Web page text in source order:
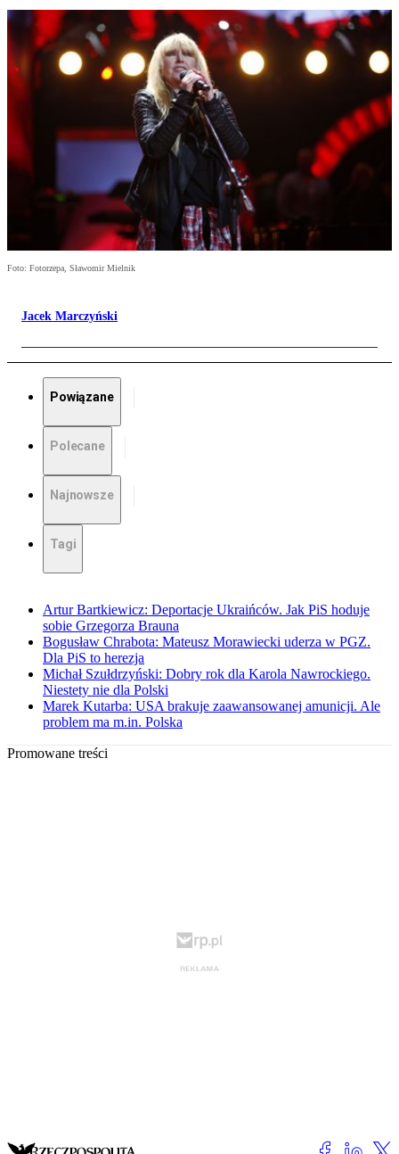
Foto: Fotorzepa, Sławomir Mielnik
Jacek Marczyński
Powiązane
Polecane
Najnowsze
Tagi
Artur Bartkiewicz: Deportacje Ukraińców. Jak PiS hoduje
sobie Grzegorza Brauna
Bogusław Chrabota: Mateusz Morawiecki uderza w PGZ.
Dla PiS to herezja
Michał Szułdrzyński: Dobry rok dla Karola Nawrockiego.
Niestety nie dla Polski
Marek Kutarba: USA brakuje zaawansowanej amunicji. Ale
problem ma m.in. Polska
Promowane treści